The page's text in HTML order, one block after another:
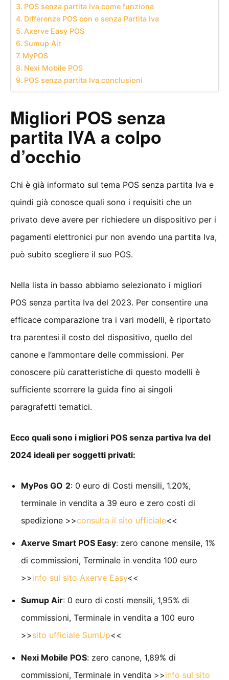
POS senza partita Iva come funziona
Differenze POS con e senza Partita Iva
Axerve Easy POS
Sumup Air
MyPOS
Nexi Mobile POS
POS senza partita Iva conclusioni
Migliori POS senza
partita IVA a colpo
d’occhio
Chi è già informato sul tema POS senza partita Iva e
quindi già conosce quali sono i requisiti che un
privato deve avere per richiedere un dispositivo per i
pagamenti elettronici pur non avendo una partita Iva,
può subito scegliere il suo POS.
Nella lista in basso abbiamo selezionato i migliori
POS senza partita Iva del 2023. Per consentire una
efficace comparazione tra i vari modelli, è riportato
tra parentesi il costo del dispositivo, quello del
canone e l’ammontare delle commissioni. Per
conoscere più caratteristiche di questo modelli è
sufficiente scorrere la guida fino ai singoli
paragrafetti tematici.
Ecco quali sono i migliori POS senza partiva Iva del
2024 ideali per soggetti privati:
MyPos GO 2: 0 euro di Costi mensili, 1.20%,
terminale in vendita a 39 euro e zero costi di
spedizione >>consulta il sito ufficiale<<
Axerve Smart POS Easy: zero canone mensile, 1%
di commissioni, Terminale in vendita 100 euro
>>info sul sito Axerve Easy<<
Sumup Air: 0 euro di costi mensili, 1,95% di
commissioni, Terminale in vendita a 100 euro
>>sito ufficiale SumUp<<
Nexi Mobile POS: zero canone, 1,89% di
commissioni, Terminale in vendita >>info sul sito